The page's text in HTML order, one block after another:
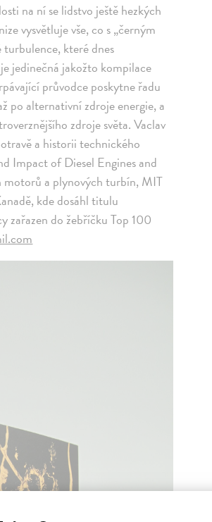
na ní se lidstvo ještě hezkých
vysvětluje vše, co s „černým
které dnes
jedinečná jakožto kompilace
průvodce poskytne řadu
po alternativní zdroje energie, a
zdroje světa. Vaclav
a historii technického
Impact of Diesel Engines and
motorů a plynových turbín, MIT
kde dosáhl titulu
zařazen do žebříčku Top 100